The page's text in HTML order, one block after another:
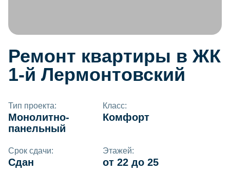
Ремонт квартиры в ЖК
1-й Лермонтовский
Тип проекта:
Монолитно-
панельный
Класс:
Комфорт
Срок сдачи:
Сдан
Этажей:
от 22 до 25